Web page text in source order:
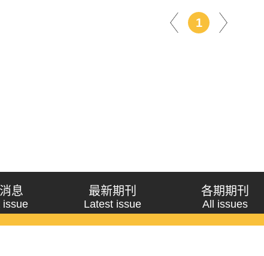
1
息
issue
最新期刊
Latest issue
各期期刊
All issues